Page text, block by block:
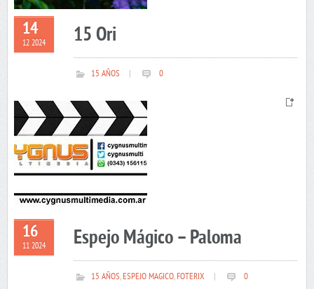
14
12 2024 15 Ori
15 AÑOS 0
16
11 2024 Espejo Mágico – Paloma
15 AÑOS,ESPEJO MAGICO,FOTERIX 0